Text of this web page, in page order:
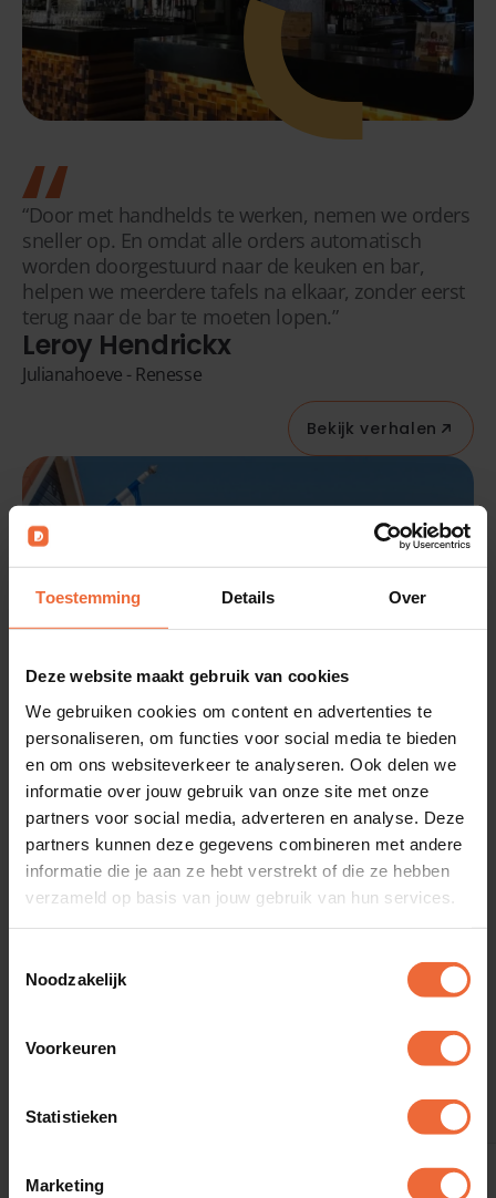
Toestemming Details Over
Deze website maakt gebruik van cookies
We gebruiken cookies om content en advertenties te
personaliseren, om functies voor social media te bieden
en om ons websiteverkeer te analyseren. Ook delen we
informatie over jouw gebruik van onze site met onze
partners voor social media, adverteren en analyse. Deze
partners kunnen deze gegevens combineren met andere
informatie die je aan ze hebt verstrekt of die ze hebben
verzameld op basis van jouw gebruik van hun services.
Noodzakelijk
Voorkeuren
Statistieken
Marketing
“Door met handhelds te werken, nemen we orders
sneller op. En omdat alle orders automatisch
worden doorgestuurd naar de keuken en bar,
helpen we meerdere tafels na elkaar, zonder eerst
terug naar de bar te moeten lopen.”
Leroy Hendrickx
Julianahoeve - Renesse
Bekijk verhalen
Hardware onafhankelijk
Hoe jouw ideale kassa set-up is, bepaal je zelf.
professionele handheld? Dat kan! De DISH App